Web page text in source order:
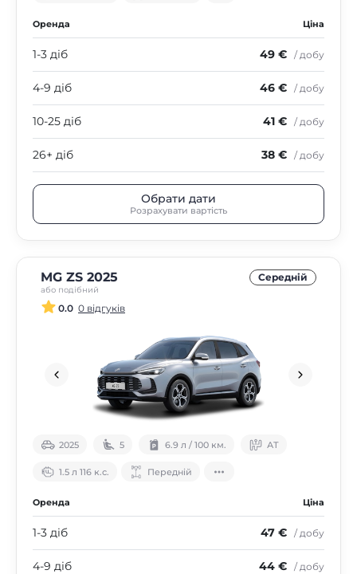
Оренда Ціна
1-3 діб 49 € / добу
4-9 діб 46 € / добу
10-25 діб 41 € / добу
26+ діб 38 € / добу
Обрати дати
Розрахувати вартість
MG ZS 2025
або подібний
Середнiй
0.0 0 відгуків
2025 5 6.9 л / 100 км. АТ
1.5 л 116 к.с. Передній
Оренда Ціна
1-3 діб 47 € / добу
4-9 діб 44 € / добу